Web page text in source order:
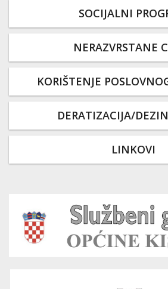
SOCIJALNI
NERAZVRSTANE
KORIŠTENJE
DERATIZACIJA/
LINKOVI